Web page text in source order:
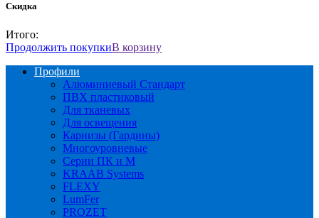
Скидка
Итого:
Продолжить покупкиВ корзину
Профили
Алюминиевый Стандарт
ПВХ пластиковый
Для тканевых
Для освещения
Карнизы (Гардины)
Многоуровневые
Серии ПК и М
KRAAB Systems
FLEXY
LumFer
PROZET